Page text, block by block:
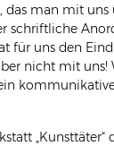
das man mit uns
schriftliche
für uns den
nicht mit uns!
„Kunsttäter“